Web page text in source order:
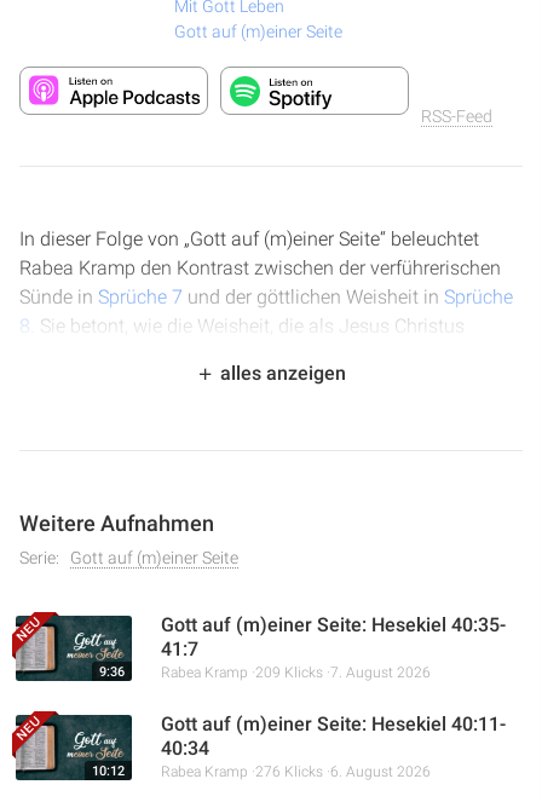
Mit Gott Leben
Gott auf (m)einer Seite
RSS-Feed
In dieser Folge von „Gott auf (m)einer Seite“ beleuchtet
Rabea Kramp den Kontrast zwischen der verführerischen
Sünde in Sprüche 7 und der göttlichen Weisheit in Sprüche
8 . Sie betont, wie die Weisheit, die als Jesus Christus
sowie wahre Fülle verspricht. Der Abschnitt über die
alles anzeigen
Weitere Aufnahmen
Serie: Gott auf (m)einer Seite
9:36
Gott auf (m)einer Seite: Hesekiel 40:35-
41:7
Rabea Kramp 209 Klicks 7. August 2026
10:12
Gott auf (m)einer Seite: Hesekiel 40:11-
40:34
Rabea Kramp 276 Klicks 6. August 2026